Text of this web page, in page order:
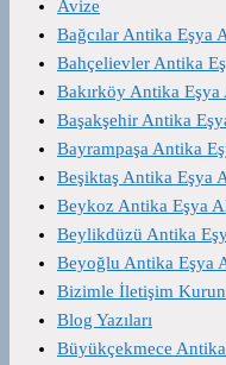
Avize
Bağcılar Antika Eşya
Bahçelievler Antika
Bakırköy Antika Eşya
Başakşehir Antika
Bayrampaşa Antika
Beşiktaş Antika Eşya
Beykoz Antika Eşya
Beylikdüzü Antika
Beyoğlu Antika Eşya
Bizimle İletişim Kurun
Blog Yazıları
Büyükçekmece